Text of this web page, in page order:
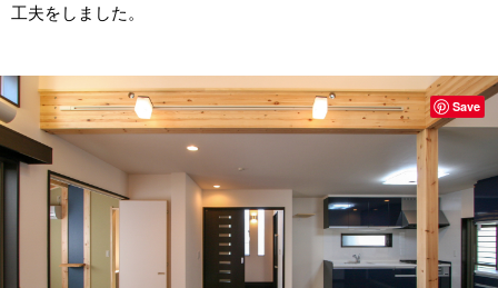
工夫をしました。
Save